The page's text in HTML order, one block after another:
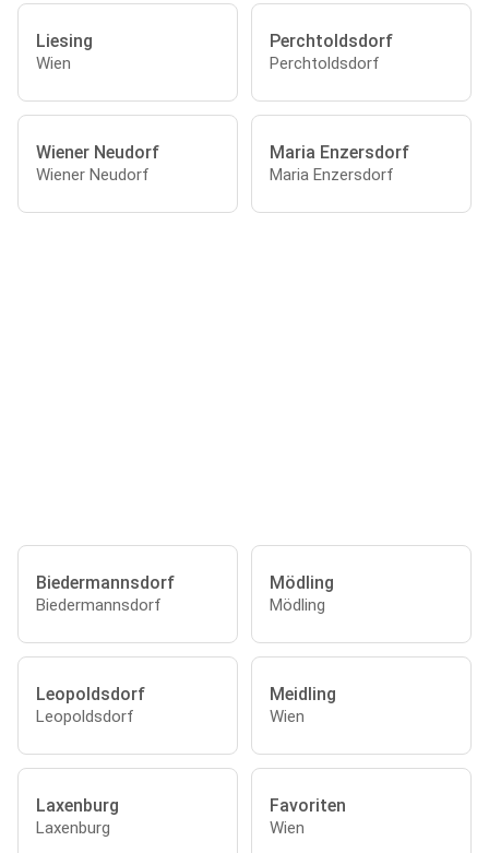
Liesing
Wien
Perchtoldsdorf
Perchtoldsdorf
Wiener Neudorf
Wiener Neudorf
Maria Enzersdorf
Maria Enzersdorf
Biedermannsdorf
Biedermannsdorf
Mödling
Mödling
Leopoldsdorf
Leopoldsdorf
Meidling
Wien
Laxenburg
Laxenburg
Favoriten
Wien